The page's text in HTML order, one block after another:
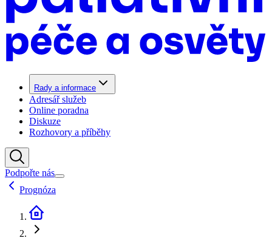
Rady a informace
Adresář služeb
Online poradna
Diskuze
Rozhovory a příběhy
Podpořte nás
Prognóza